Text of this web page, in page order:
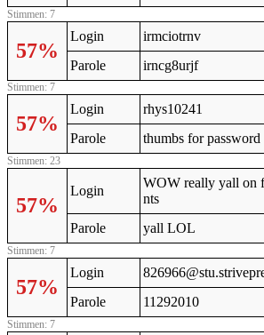
Stimmen: 7
57%
Login
irmciotrnv
Parole
irncg8urjf
Stimmen: 7
57%
Login
rhys10241
Parole
thumbs for password
Stimmen: 23
57%
Login
WOW really yall on
nts
Parole
yall LOL
Stimmen: 7
57%
Login
Parole
11292010
Stimmen: 7